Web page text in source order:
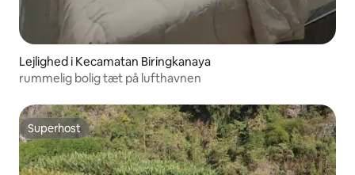
Lejlighed i Kecamatan Biringkanaya
rummelig bolig tæt på lufthavnen
Superhost
Superhost